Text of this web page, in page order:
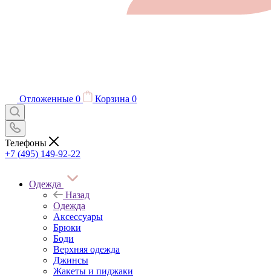
Отложенные 0 Корзина 0
Телефоны
+7 (495) 149-92-22
Одежда
Назад
Одежда
Аксессуары
Брюки
Боди
Верхняя одежда
Джинсы
Жакеты и пиджаки